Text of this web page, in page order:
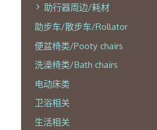
助行器周边/耗材
助步车/散步车/Rollator
便盆椅类/Pooty chairs
洗澡椅类/Bath chairs
电动床类
卫浴相关
生活相关